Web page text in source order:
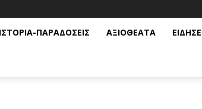
ΙΣΤΟΡΙΑ-ΠΑΡΑΔΟΣΕΙΣ ΑΞΙΟΘΕΑΤΑ